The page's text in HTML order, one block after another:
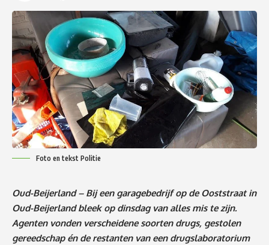
Foto en tekst Politie
Oud-Beijerland – Bij een garagebedrijf op de Ooststraat in
Oud-Beijerland bleek op dinsdag van alles mis te zijn.
Agenten vonden verscheidene soorten drugs, gestolen
gereedschap én de restanten van een drugslaboratorium